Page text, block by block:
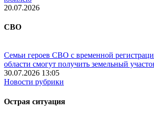
20.07.2026
СВО
Семьи героев СВО с временной
области смогут получить земельный
30.07.2026 13:05
Новости рубрики
Острая ситуация